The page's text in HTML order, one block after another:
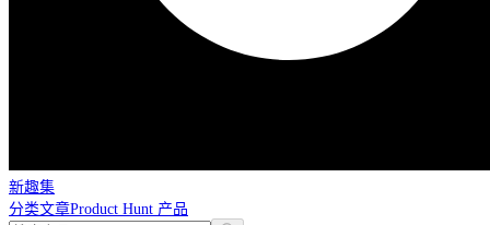
新趣集
分类文章Product Hunt 产品